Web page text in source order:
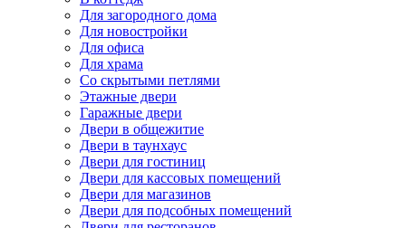
Для загородного дома
Для новостройки
Для офиса
Для храма
Со скрытыми петлями
Этажные двери
Гаражные двери
Двери в общежитие
Двери в таунхаус
Двери для гостиниц
Двери для кассовых помещений
Двери для магазинов
Двери для подсобных помещений